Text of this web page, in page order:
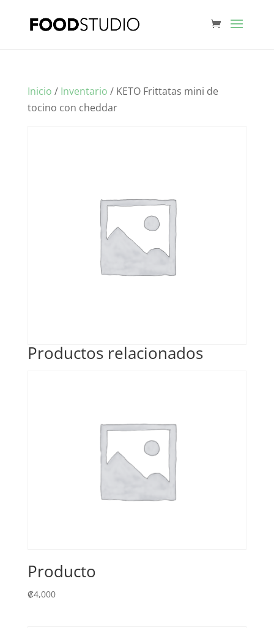
Inicio / Inventario / KETO Frittatas mini de
tocino con cheddar
Productos relacionados
Producto
₡4,000